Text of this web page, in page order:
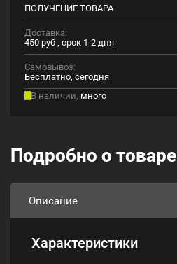
ПОЛУЧЕНИЕ ТОВАРА
Доставка:
450 руб , срок 1-2 дня
Самовывоз:
Бесплатно, сегодня
В наличии, много
Подробно о товаре
Описание
Характеристики